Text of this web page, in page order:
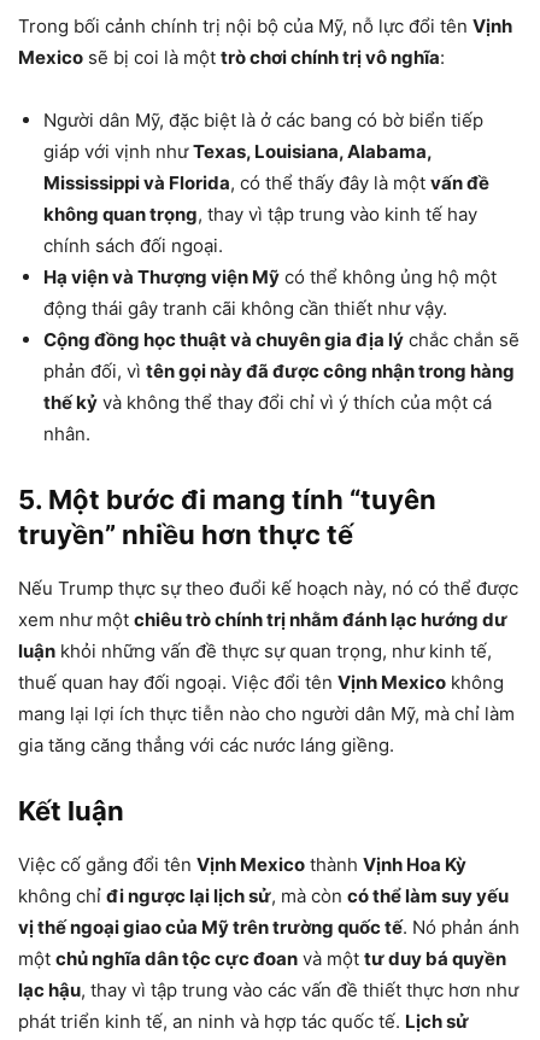
Trong bối cảnh chính trị nội bộ của Mỹ, nỗ lực đổi tên Vịnh
Mexico sẽ bị coi là một trò chơi chính trị vô nghĩa:
Người dân Mỹ, đặc biệt là ở các bang có bờ biển tiếp
giáp với vịnh nhưTexas, Louisiana, Alabama,
Mississippi và Florida, có thể thấy đây là một vấn đề
không quan trọng, thay vì tập trung vào kinh tế hay
chính sách đối ngoại.
Hạ viện và Thượng viện Mỹ có thể không ủng hộ một
động thái gây tranh cãi không cần thiết như vậy.
Cộng đồng học thuật và chuyên gia địa lý chắc chắn sẽ
phản đối, vì tên gọi này đã được công nhận trong hàng
thế kỷ và không thể thay đổi chỉ vì ý thích của một cá
nhân.
5. Một bước đi mang tính “tuyên
truyền” nhiều hơn thực tế
Nếu Trump thực sự theo đuổi kế hoạch này, nó có thể được
xem như một chiêu trò chính trị nhằm đánh lạc hướng dư
luận khỏi những vấn đề thực sự quan trọng, như kinh tế,
thuế quan hay đối ngoại. Việc đổi tên Vịnh Mexico không
mang lại lợi ích thực tiễn nào cho người dân Mỹ, mà chỉ làm
gia tăng căng thẳng với các nước láng giềng.
Kết luận
Việc cố gắng đổi tên Vịnh Mexico thành Vịnh Hoa Kỳ
không chỉ đi ngược lại lịch sử, mà còn có thể làm suy yếu
vị thế ngoại giao của Mỹ trên trường quốc tế. Nó phản ánh
một chủ nghĩa dân tộc cực đoan và một tư duy bá quyền
lạc hậu, thay vì tập trung vào các vấn đề thiết thực hơn như
phát triển kinh tế, an ninh và hợp tác quốc tế. Lịch sử